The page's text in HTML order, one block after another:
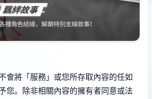
會將「服務」或您所存取內容的任如
您。除非相關內容的擁有者同意或法